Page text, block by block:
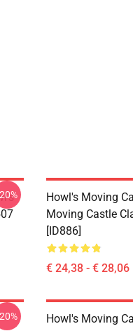
Howl's Moving
Moving Castle
[ID886]
€ 24,38 - € 28,06
Howl's Moving